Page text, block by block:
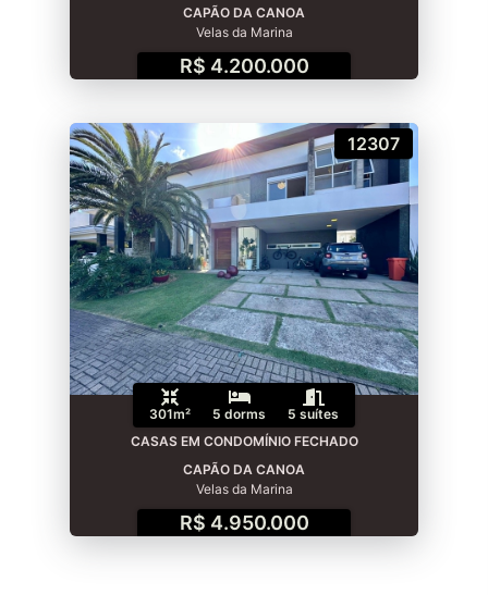
CAPÃO DA CANOA
Velas da Marina
R$ 4.200.000
12307
301m² 5 dorms
5 suítes
CASAS EM CONDOMÍNIO FECHADO
CAPÃO DA CANOA
Velas da Marina
R$ 4.950.000